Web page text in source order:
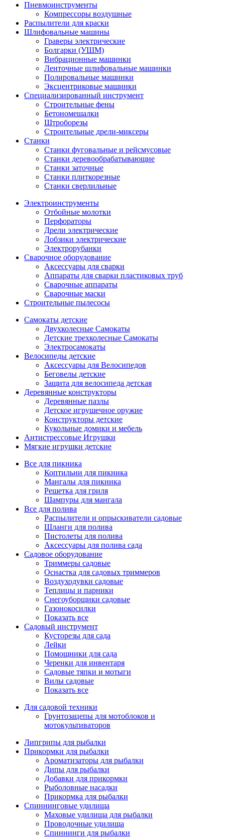
Пневмоинструменты
Компрессоры воздушные
Распылители для краски
Шлифовальные машины
Граверы электрические
Болгарки (УШМ)
Вибрационные машинки
Ленточные шлифовальные машинки
Полировальные машинки
Эксцентриковые машинки
Специализированный инструмент
Строительные фены
Бетономешалки
Штроборезы
Строительные дрели-миксеры
Станки
Станки фуговальные и рейсмусовые
Станки деревообрабатывающие
Станки заточные
Станки плиткорезные
Станки сверлильные
Электроинструменты
Отбойные молотки
Перфораторы
Дрели электрические
Лобзики электрические
Электрорубанки
Сварочное оборудование
Аксессуары для сварки
Аппараты для сварки пластиковых труб
Сварочные аппараты
Сварочные маски
Строительные пылесосы
Самокаты детские
Двухколесные Cамокаты
Детские трехколесные Самокаты
Электросамокаты
Велосипеды детские
Аксессуары для Велосипедов
Беговелы детские
Защита для велосипеда детская
Деревянные конструкторы
Деревянные пазлы
Детское игрушечное оружие
Конструкторы детские
Кукольные домики и мебель
Антистрессовые Игрушки
Мягкие игрушки детские
Все для пикника
Коптильни для пикника
Мангалы для пикника
Решетка для гриля
Шампуры для мангала
Все для полива
Распылители и опрыскиватели садовые
Шланги для полива
Пистолеты для полива
Аксессуары для полива сада
Садовое оборудование
Триммеры садовые
Оснастка для садовых триммеров
Воздуходувки садовые
Теплицы и парники
Снегоуборщики садовые
Газонокосилки
Показать все
Садовый инструмент
Кусторезы для сада
Лейки
Помощники для сада
Черенки для инвентаря
Садовые тяпки и мотыги
Вилы садовые
Показать все
Для садовой техники
Грунтозацепы для мотоблоков и
мотокультиваторов
Липгрипы для рыбалки
Прикормки для рыбалки
Ароматизаторы для рыбалки
Дипы для рыбалки
Добавки для прикормки
Рыболовные насадки
Прикормка для рыбалки
Спиннинговые удилища
Маховые удилища для рыбалки
Проводочные удилища
Спиннинги для рыбалки